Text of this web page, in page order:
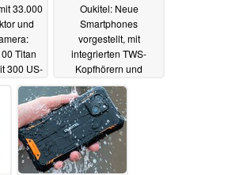
33.000
und
Titan
300 US-
20.01.2025
Oukitel: Neue
Smartphones
vorgestellt, mit
integrierten TWS-
Kopfhörern und
Smartwatch,
modularem Aufbau
und Beamer06.01.2025